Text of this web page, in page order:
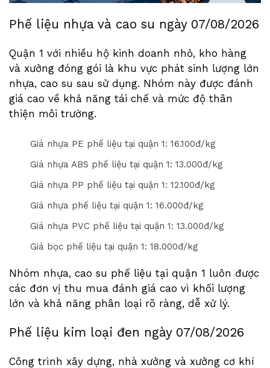
Phế liệu nhựa và cao su ngày 07/08/2026
Quận 1 với nhiều hộ kinh doanh nhỏ, kho hàng
và xưởng đóng gói là khu vực phát sinh lượng lớn
nhựa, cao su sau sử dụng. Nhóm này được đánh
giá cao về khả năng tái chế và mức độ thân
thiện môi trường.
Giá nhựa PE phế liệu tại quận 1: 16.100đ/kg
Giá nhựa ABS phế liệu tại quận 1: 13.000đ/kg
Giá nhựa PP phế liệu tại quận 1: 12.100đ/kg
Giá nhựa phế liệu tại quận 1: 16.000đ/kg
Giá nhựa PVC phế liệu tại quận 1: 13.000đ/kg
Giá bọc phế liệu tại quận 1: 18.000đ/kg
Nhóm nhựa, cao su phế liệu tại quận 1 luôn được
các đơn vị thu mua đánh giá cao vì khối lượng
lớn và khả năng phân loại rõ ràng, dễ xử lý.
Phế liệu kim loại đen ngày 07/08/2026
Công trình xây dựng, nhà xưởng và xưởng cơ khí